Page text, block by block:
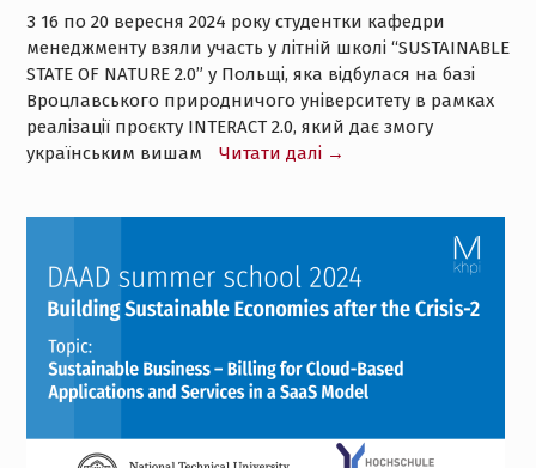
З 16 по 20 вересня 2024 року студентки кафедри
менеджменту взяли участь у літній школі “SUSTAINABLE
STATE OF NATURE 2.0” у Польщі, яка відбулася на базі
Вроцлавського природничого університету в рамках
реалізації проєкту INTERACT 2.0, який дає змогу
українським вишам
Читати далі →